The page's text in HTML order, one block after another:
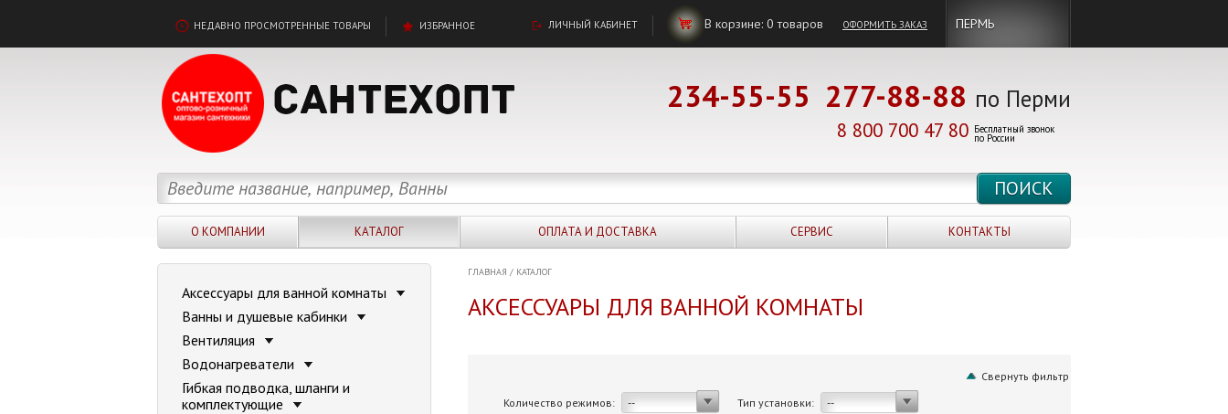
НЕДАВНО ПРОСМОТРЕННЫЕ ТОВАРЫ ИЗБРАННОЕ ЛИЧНЫЙ КАБИНЕТ В корзине: 0товаров ОФОРМИТЬ ЗАКАЗ ПЕРМЬ
234-55-55 277-88-88 по Перми
8 800 700 47 80 Бесплатный звонок
по России
О КОМПАНИИ КАТАЛОГ ОПЛАТА И ДОСТАВКА СЕРВИС КОНТАКТЫ
ГЛАВНАЯ / КАТАЛОГ
АКСЕССУАРЫ ДЛЯ ВАННОЙ КОМНАТЫ
Свернуть фильтр
Количество режимов:
-- Тип установки: --
Аксессуары для ванной комнаты
Ванны и душевые кабинки
Вентиляция
Водонагреватели
Гибкая подводка, шланги и
комплектующие